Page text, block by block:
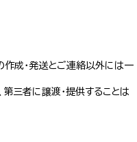
成・発送とご連絡以外には一
三者に譲渡・提供することは